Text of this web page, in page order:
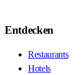
Entdecken
Restaurants
Hotels